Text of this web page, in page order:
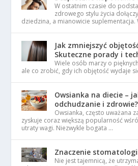
W ostatnim czasie do
zdrowego stylu życia
dziedzina, a mianowicie suplementacja.
Jak zmniejszyć
Skuteczne porady i
Wiele osób marzy o
ale co zrobić, gdy ich objętość wydaje
Owsianka na diecie –
odchudzanie i zdrowie?
Owsianka, często uważana
zyskuje coraz większą popularność
utraty wagi. Niezwykle bogata …
Znaczenie
Nie jest tajemnicą, że